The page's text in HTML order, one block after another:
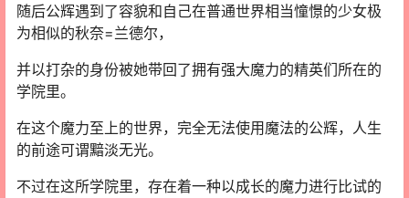
随后公辉遇到了容貌和自己在普通世界相当憧憬的少女极
为相似的秋奈=兰德尔，
并以打杂的身份被她带回了拥有强大魔力的精英们所在的
学院里。
在这个魔力至上的世界，完全无法使用魔法的公辉，人生
的前途可谓黯淡无光。
不过在这所学院里，存在着一种以成长的魔力进行比试的